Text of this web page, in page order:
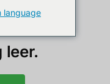
leer.
language